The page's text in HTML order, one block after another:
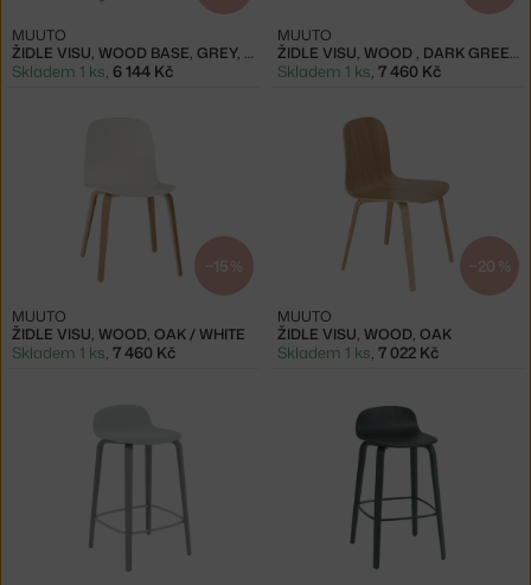
ŽIDLE VISU, WOOD BASE, GREY, STK
MUUTO
Skladem 1 ks 6 144 Kč
ŽIDLE VISU, WOOD , DARK GREEN
MUUTO
Skladem 1 ks 7 460 Kč
−15 %
ŽIDLE VISU, WOOD, OAK / WHITE
MUUTO
Skladem 1 ks 7 460 Kč
−20 %
ŽIDLE VISU, WOOD, OAK
MUUTO
Skladem 1 ks 7 022 Kč